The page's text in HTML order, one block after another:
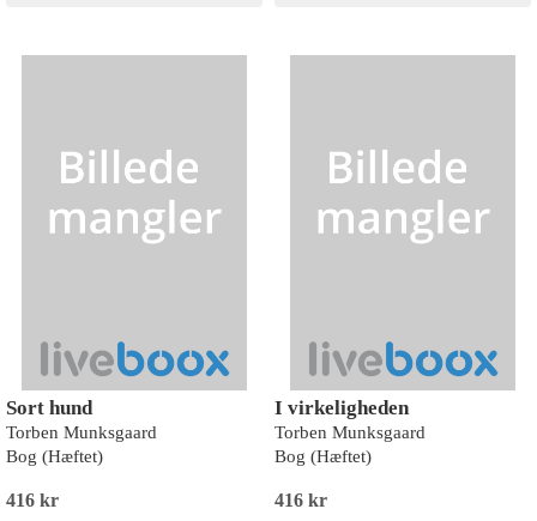
Sort hund
Torben Munksgaard
Bog (Hæftet)
416 kr
I virkeligheden
Torben Munksgaard
Bog (Hæftet)
416 kr